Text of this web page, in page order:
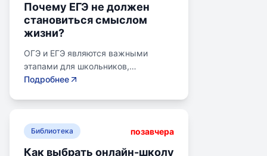
Почему ЕГЭ не должен
становиться смыслом
жизни?
ОГЭ и ЕГЭ являются важными
этапами для школьников,
готовящихся к переходу на
старшего подросткового и
Подробнее
Библиотека позавчера
Как выбрать онлайн-школу